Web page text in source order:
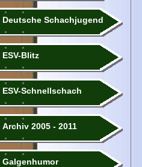
Deutsche Schachjugend
ESV-Blitz
ESV-Schnellschach
Archiv 2005 - 2011
Galgenhumor